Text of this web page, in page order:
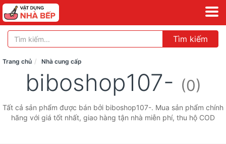
Tìm kiếm
Trang chủ Nhà cung cấp
biboshop107- (0)
Tất cả sản phẩm được bán bởi biboshop107-. Mua sản phẩm chính
hãng với giá tốt nhất, giao hàng tận nhà miễn phí, thu hộ COD